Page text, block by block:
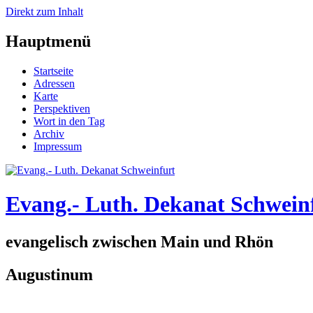
Direkt zum Inhalt
Hauptmenü
Startseite
Adressen
Karte
Perspektiven
Wort in den Tag
Archiv
Impressum
Evang.- Luth. Dekanat
evangelisch zwischen Main und Rhön
Augustinum